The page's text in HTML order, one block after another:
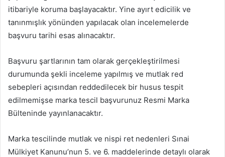
itibariyle koruma başlayacaktır. Yine ayırt edicilik ve
tanınmışlık yönünden yapılacak olan incelemelerde
başvuru tarihi esas alınacaktır.
Başvuru şartlarının tam olarak gerçekleştirilmesi
durumunda şekli inceleme yapılmış ve mutlak red
sebepleri açısından reddedilecek bir husus tespit
edilmemişse marka tescil başvurunuz Resmi Marka
Bülteninde yayınlanacaktır.
Marka tescilinde mutlak ve nispi ret nedenleri Sınai
Mülkiyet Kanunu’nun 5. ve 6. maddelerinde detaylı olarak